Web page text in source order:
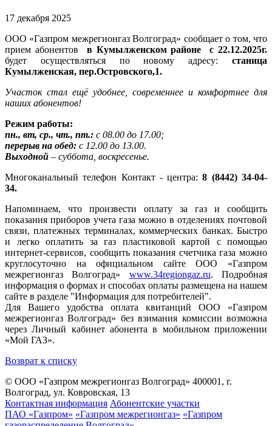
17 декабря 2025
ООО «Газпром межрегионгаз Волгоград» сообщает о том, что
прием абонентов в Кумылженском районе с 22.12.2025г.
будет осуществляться по новому адресу: станица
Кумылженская, пер.Островского,1.
Участок стал ещё удобнее, современнее и комфортнее для
наших абонентов!
Режим работы:
пн., вт, ср., чт., пт.: с 08.00 до 17.00;
перерыв на обед: с 12.00 до 13.00.
Выходной – суббота, воскресенье.
Многоканальный телефон Контакт - центра:8 (8442) 34-04-
34.
Напоминаем, что произвести оплату за газ и сообщить
показания приборов учета газа можно в отделениях почтовой
связи, платежных терминалах, коммерческих банках. Быстро
и легко оплатить за газ пластиковой картой с помощью
интернет-сервисов, сообщить показания счетчика газа можно
круглосуточно на официальном сайте ООО «Газпром
межрегионгаз Волгоград» www.34regiongaz.ru. Подробная
информация о формах и способах оплаты размещена на нашем
сайте в разделе "Информация для потребителей".
Для Вашего удобства оплата квитанций ООО «Газпром
межрегионгаз Волгоград» без взимания комиссии возможна
через Личный кабинет абонента в мобильном приложении
«Мой ГАЗ».
Возврат к списку
© ООО «Газпром межрегионгаз Волгоград» 400001, г.
Волгоград, ул. Ковровская, 13
Контактная информация Абонентские участки
ПАО «Газпром» «Газпром межрегионгаз» «Газпром